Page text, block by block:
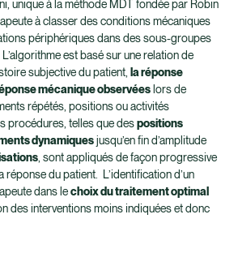
unique à la méthode MDT fondée par Robin
à classer des conditions mécaniques
périphériques dans des sous-groupes
est basé sur une relation de
subjective du patient, la réponse
mécanique observéeslors de
répétés, positions ou activités
procédures, telles que des positions
dynamiquesjusqu’en fin d’amplitude
, sont appliqués de façon progressive
réponse du patient. L’identification d’un
dans le choix du traitement optimal
des interventions moins indiquées et donc